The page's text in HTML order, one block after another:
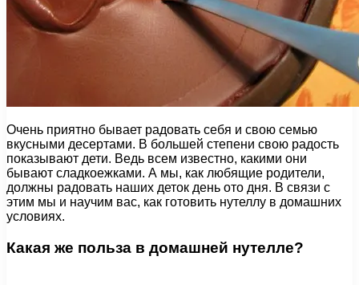
Очень приятно бывает радовать себя и свою семью
вкусными десертами. В большей степени свою радость
показывают дети. Ведь всем известно, какими они
бывают сладкоежками. А мы, как любящие родители,
должны радовать наших деток день ото дня. В связи с
этим мы и научим вас, как готовить нутеллу в домашних
условиях.
Какая же польза в домашней нутелле?